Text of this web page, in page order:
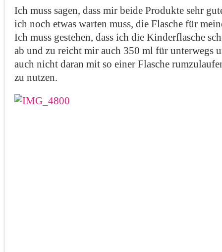
Ich muss sagen, dass mir beide Produkte sehr
ich noch etwas warten muss, die Flasche für
Ich muss gestehen, dass ich die Kinderflasche
ab und zu reicht mir auch 350 ml für unterwegs
auch nicht daran mit so einer Flasche
zu nutzen.